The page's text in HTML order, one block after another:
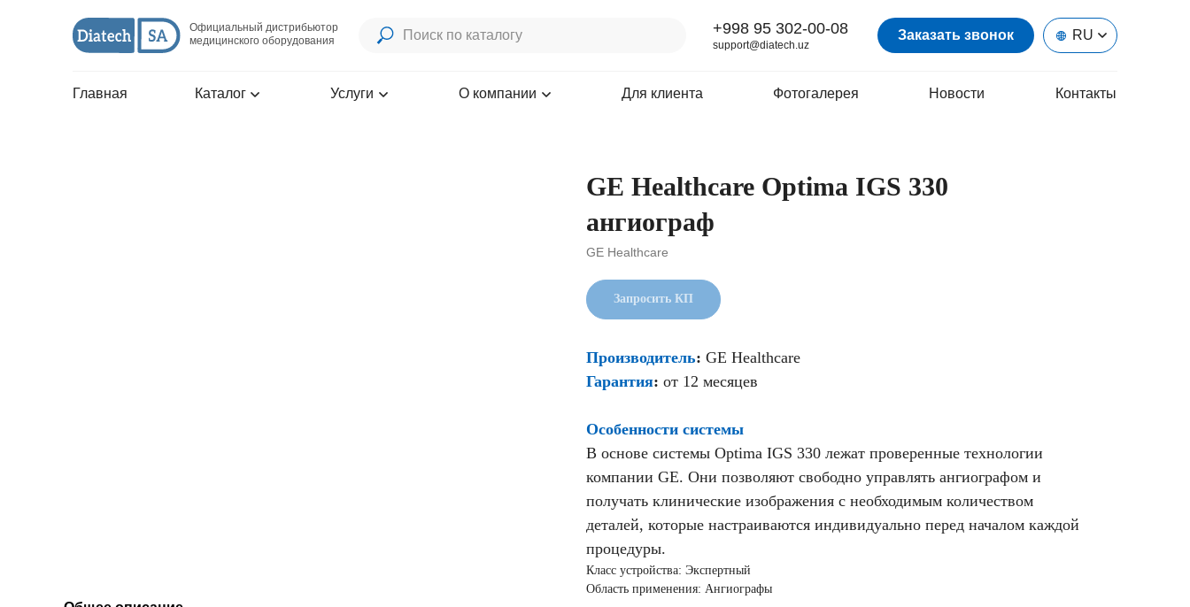
Официальный дистрибьютор
медицинского оборудования
+998 95 302-00-08
support@diatech.uz
Заказать звонок RU
Главная Каталог Услуги О компании Для клиента Фотогалерея Новости Контакты
GE Healthcare Optima IGS 330
ангиограф
GE Healthcare
Запросить КП
Производитель: GE Healthcare
Гарантия: от 12 месяцев
Особенности системы
В основе системы Optima IGS 330 лежат проверенные технологии
компании GE. Они позволяют свободно управлять ангиографом и
получать клинические изображения с необходимым количеством
деталей, которые настраиваются индивидуально перед началом каждой
процедуры.
Класс устройства: Экспертный
Область применения: Ангиографы